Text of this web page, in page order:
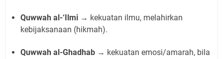
Quwwah al-‘Ilmi → kekuatan ilmu, melahirkan
kebijaksanaan (hikmah).
Quwwah al-Ghadhab → kekuatan emosi/amarah, bila